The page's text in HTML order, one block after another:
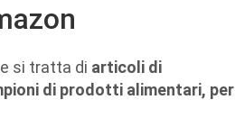
si tratta di articoli di
di prodotti alimentari, per